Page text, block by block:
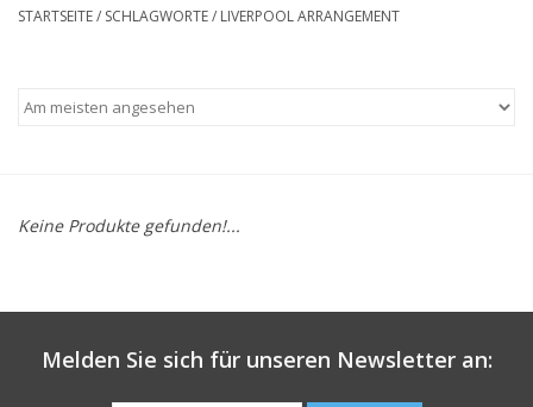
STARTSEITE/ SCHLAGWORTE/ LIVERPOOL ARRANGEMENT
Keine Produkte gefunden!...
Melden Sie sich für unseren Newsletter an: